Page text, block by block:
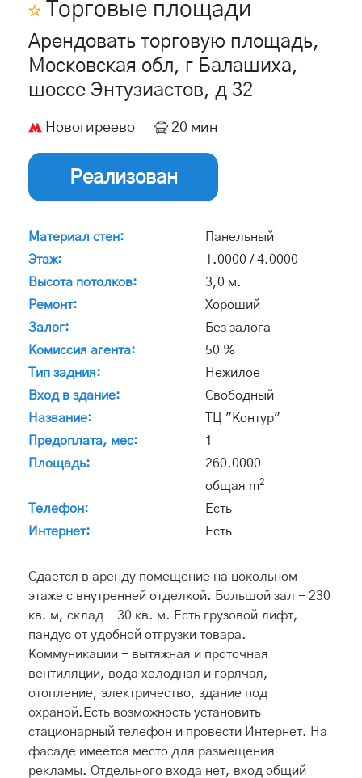
Торговые площади
Арендовать торговую площадь,
Московская обл, г Балашиха,
шоссе Энтузиастов, д 32
Новогиреево 20 мин
Реализован
Материал стен:
Панельный
Этаж:
1.0000 / 4.0000
Высота потолков:
3,0 м.
Ремонт:
Хороший
Залог:
Без залога
Комиссия агента:
50 %
Тип задния:
Нежилое
Вход в здание:
Свободный
Название:
ТЦ "Контур"
Предоплата, мес:
1
Площадь:
260.0000
общая m2
Телефон:
Есть
Интернет:
Есть
Сдается в аренду помещение на цокольном
этаже с внутренней отделкой. Большой зал - 230
кв. м, склад - 30 кв. м. Есть грузовой лифт,
пандус от удобной отгрузки товара.
Коммуникации - вытяжная и проточная
вентиляции, вода холодная и горячая,
отопление, электричество, здание под
охраной.Есть возможность установить
стационарный телефон и провести Интернет. На
фасаде имеется место для размещения
рекламы. Отдельного входа нет, вход общий